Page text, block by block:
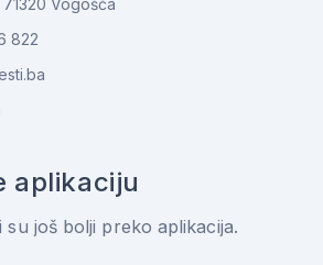
Vogošća
822
aplikaciju
su još bolji preko aplikacija.